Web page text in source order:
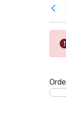
Pular para o
teste